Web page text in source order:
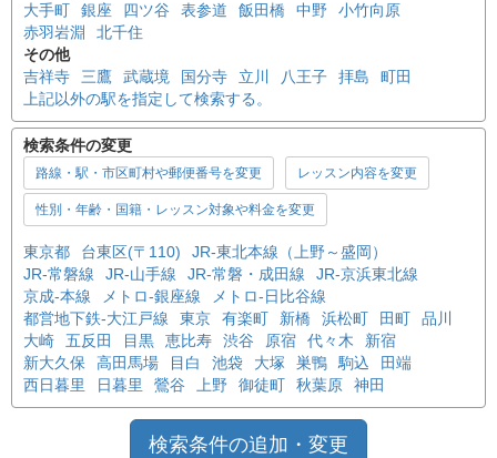
大手町
銀座 四ツ谷 表参道 飯田橋 中野
小竹向原
赤羽岩淵
北千住
その他
吉祥寺
三鷹 武蔵境 国分寺 立川 八王子 拝島
町田
上記以外の駅を指定して検索する。
検索条件の変更
路線・駅・市区町村や郵便番号を変更 レッスン内容を変更
性別・年齢・国籍・レッスン対象や料金を変更
東京都 台東区(〒110)
JR-東北本線（上野～盛岡）
JR-常磐線
JR-山手線 JR-常磐・成田線
JR-京浜東北線
京成-本線
メトロ-銀座線
メトロ-日比谷線
都営地下鉄-大江戸線
東京 有楽町 新橋 浜松町 田町
品川
大崎
五反田 目黒 恵比寿 渋谷 原宿 代々木
新宿
新大久保
高田馬場 目白 池袋 大塚 巣鴨 駒込
田端
西日暮里
日暮里 鶯谷 上野 御徒町 秋葉原 神田
検索条件の追加・変更